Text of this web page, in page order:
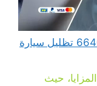
تظليل سيارات متنقل الكويت 66400552 تظليل سيارة
حيث